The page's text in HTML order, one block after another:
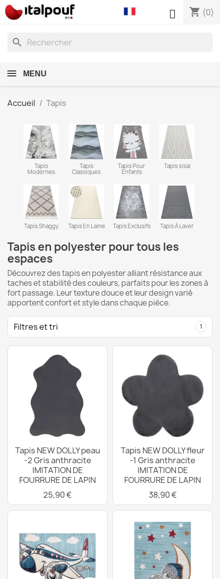
shopping_cart (0)

search
MENU
Accueil Tapis
Tapis
Modernes
Tapis
Classiques
Tapis Pour
Enfants
Tapis sisal
Tapis Shaggy Tapis En Laine Tapis Exclusifs Tapis À Laver
Tapis en polyester pour tous les
espaces
Découvrez des tapis en polyester alliant résistance aux
taches et stabilité des couleurs, parfaits pour les zones à
fort passage. Leur texture douce et leur design varié
apportent confort et style dans chaque pièce.
Filtres et tri 1
Tapis NEW DOLLY peau
-2 Gris anthracite
IMITATION DE
FOURRURE DE LAPIN
25,90 €
Tapis NEW DOLLY fleur
-1 Gris anthracite
IMITATION DE
FOURRURE DE LAPIN
38,90 €